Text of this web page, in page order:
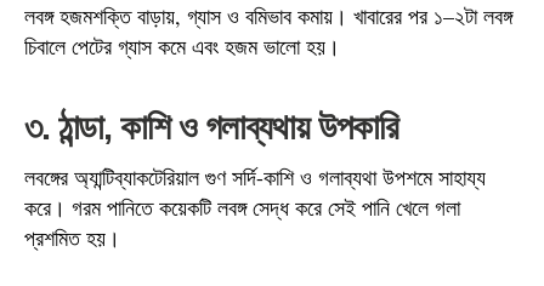
লবঙ্গ হজমশক্তি বাড়ায়, গ্যাস ও বমিভাব কমায়। খাবারের পর ১–২টা লবঙ্গ
চিবালে পেটের গ্যাস কমে এবং হজম ভালো হয়।
৩. ঠান্ডা, কাশি ও গলাব্যথায় উপকারি
লবঙ্গের অ্যান্টিব্যাকটেরিয়াল গুণ সর্দি-কাশি ও গলাব্যথা উপশমে সাহায্য
করে। গরম পানিতে কয়েকটি লবঙ্গ সেদ্ধ করে সেই পানি খেলে গলা
প্রশমিত হয়।